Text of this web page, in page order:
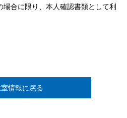
場合に限り、本人確認書類として利
情報に戻る